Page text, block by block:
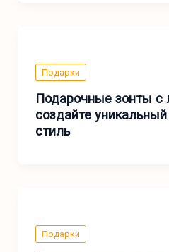
Подарки
Подарочные зонты с
создайте
стиль
Подарки